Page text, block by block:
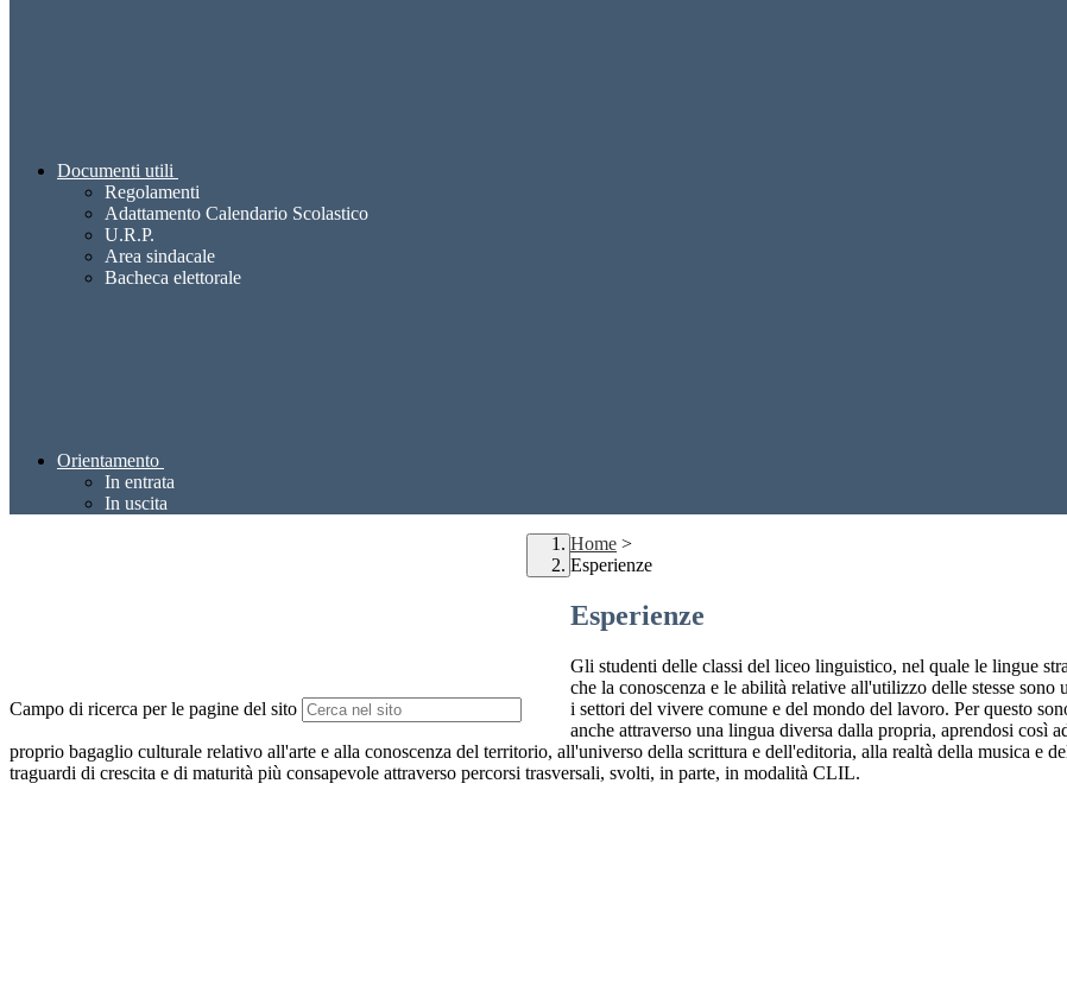
Documenti utili
Regolamenti
Adattamento Calendario Scolastico
U.R.P.
Area sindacale
Bacheca elettorale
Orientamento
In entrata
In uscita
Campo di ricerca per le pagine del sito
Home >
Esperienze
Esperienze
Gli studenti delle classi del liceo linguistico, nel quale le lingue
che la conoscenza e le abilità relative all'utilizzo delle stesse
i settori del vivere comune e del mondo del lavoro. Per questo
anche attraverso una lingua diversa dalla propria, aprendosi così
proprio bagaglio culturale relativo all'arte e alla conoscenza del territorio, all'universo della scrittura e dell'editoria, alla realtà della musica e
traguardi di crescita e di maturità più consapevole attraverso percorsi trasversali, svolti, in parte, in modalità CLIL.